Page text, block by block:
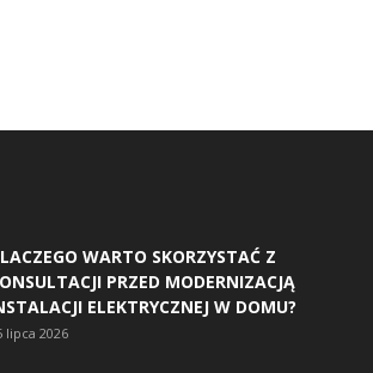
WARTO SKORZYSTAĆ Z
PRZED MODERNIZACJĄ
ELEKTRYCZNEJ W DOMU?
lipca 2026